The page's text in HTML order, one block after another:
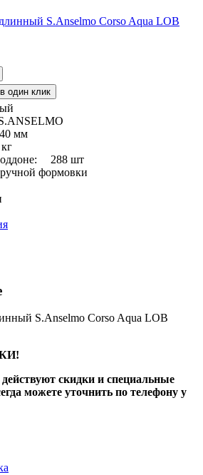
один клик
мм
288 шт
формовки
S.Anselmo Corso Aqua LOB
скидки и специальные
можете уточнить по телефону у